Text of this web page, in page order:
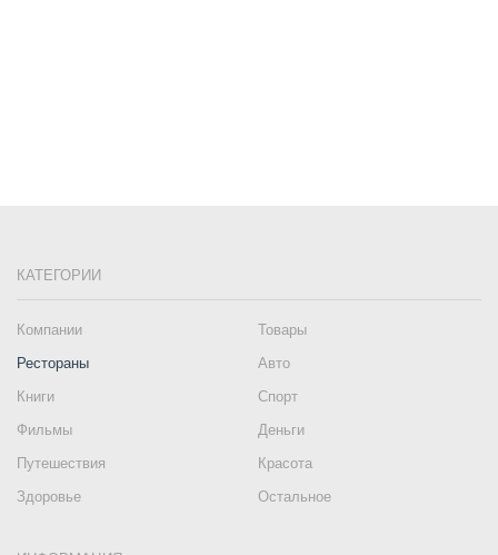
КАТЕГОРИИ
Компании
Товары
Рестораны
Авто
Книги
Спорт
Фильмы
Деньги
Путешествия
Красота
Здоровье
Остальное